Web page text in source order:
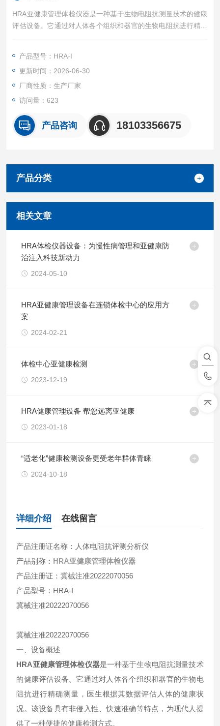
HRA亚健康管理体检仪器是一种基于生物电阻抗测量技术的健康
评估设备。它通过对人体各个组织和器官的生物电阻抗进行精确
测量，医生根据其数据评估人体的健康状况。该设备具有非侵入
式。
产品型号：HRA-I
更新时间：2026-06-30
厂商性质：生产厂家
访问量：623
产品咨询 18103356675
产品分类
相关文章
HRA体检仪器设备：为慢性病管理和亚健康防
治注入科技新动力
2024-05-10
HRA亚健康管理设备在连锁体检中心的应用方
案
2024-02-21
体检中心亚健康检测
2023-12-19
HRA健康管理设备 帮您远离亚健康
2023-01-18
“适老化”健康检测设备更受老年群体青睐
2024-10-18
详细介绍 在线留言
产品注册证名称：人体电阻抗评测分析仪
产品别称： HRA亚健康管理体检仪器
产品注册证：冀械注准20222070056
产品型号：HRA-I
冀械注准20222070056
冀械注准20222070056
一、设备概述
HRA亚健康管理体检仪器是一种基于生物电阻抗测量技术
的健康评估设备。它通过对人体各个组织和器官的生物电
阻抗进行精确测量，医生根据其数据评估人体的健康状
况。该设备具有非侵入性、快速准确等特点，为现代人提
供了一种便捷的健康检测方式。